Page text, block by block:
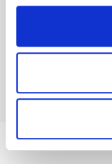
Ver más